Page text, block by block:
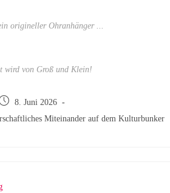
origineller Ohranhänger ...
wird von Groß und Klein!
8. Juni 2026
Miteinander auf dem Kulturbunker